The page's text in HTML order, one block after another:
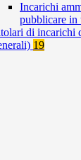
Incarichi
pubblicare in
di incarichi
19